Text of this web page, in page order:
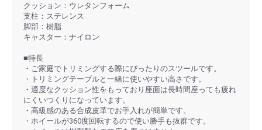
クッション：ウレタンフォーム
支柱：ステレンス
脚部：樹脂
キャスター：ナイロン
■特長
・ご家庭でトリミングする際にぴったりのスツールです。
・トリミングテーブルと一緒に使いやすい高さです。
・適度なクッション性をもっており座面は長時間座っても疲れ
にくいつくりになっています。
・高級感のある合成皮革でお手入れが簡単です。
・ホイールが360度回転するので使い勝手も抜群です。